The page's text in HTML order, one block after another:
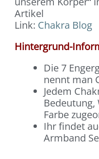
Artikel
Link: Chakra Blog
Hintergrund-
Die 7
nennt man
Jedem
Farbe
Ihr findet
Armband